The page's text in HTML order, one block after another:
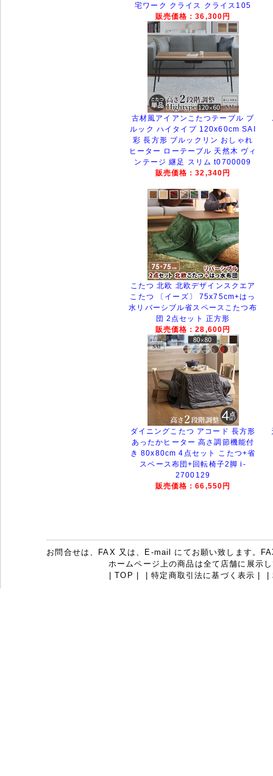
宅ワーク クライス クライス105
販売価格：36,300円
古材風アイアンこたつテーブル ブ
ルック ハイタイプ 120x60cm SAI
彩 長方形 ブルックリン おしゃれ
ヒーター ローテーブル 天然木 ヴィ
ンテージ 継足 スリム t0700009
販売価格：32,340円
こたつ 北欧 北欧デザインスクエア
こたつ 〔イーズ〕 75x75cm+はっ
水リバーシブル省スペースこたつ布
団 2点セット 正方形
販売価格：28,600円
ダイニングこたつ アコード 長方形
あったかヒーター 高さ調節機能付
き 80x80cm 4点セット こたつ+省
スペース布団+回転椅子2脚 i-
2700129
販売価格：66,550円
お問合せは、FAX 又は、E-mail にてお願い致します。
ホームページ上の商品は全て店舗に展示
|TOP |特定商取引法に基づく表示 |